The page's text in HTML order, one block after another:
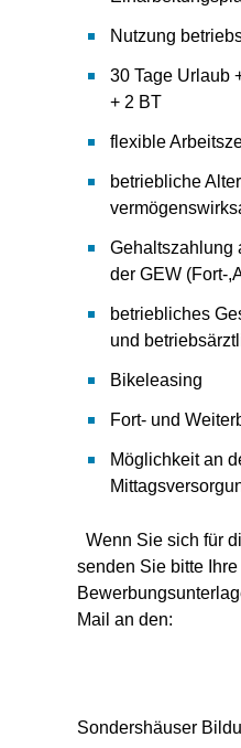
Nutzung
30 Tage Urlaub
+ 2 BT
flexible
betriebliche
Gehaltszahlung
der GEW (Fort-
betriebliches
und
Bikeleasing
Fort- und
Möglichkeit an
Wenn Sie sich für
senden Sie bitte
Mail an den:
Sondershäuser